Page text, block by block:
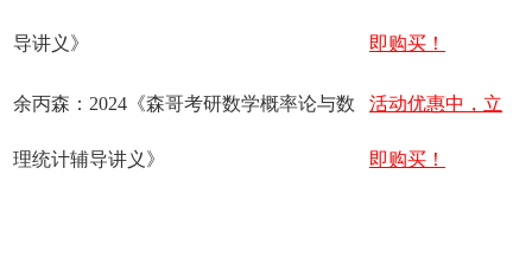
导讲义》 即购买！
余丙森：2024《森哥考研数学概率论与数
理统计辅导讲义》
活动优惠中，立
即购买！